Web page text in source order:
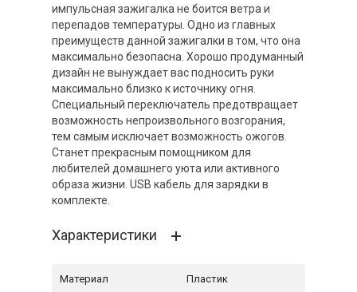
импульсная зажигалка не боится ветра и
перепадов температуры. Одно из главных
преимуществ данной зажигалки в том, что она
максимально безопасна. Хорошо продуманный
дизайн не вынуждает вас подносить руки
максимально близко к источнику огня.
Специальный переключатель предотвращает
возможность непроизвольного возгорания,
тем самым исключает возможность ожогов.
Станет прекрасным помощником для
любителей домашнего уюта или активного
образа жизни. USB кабель для зарядки в
комплекте.
Характеристики
Материал Пластик